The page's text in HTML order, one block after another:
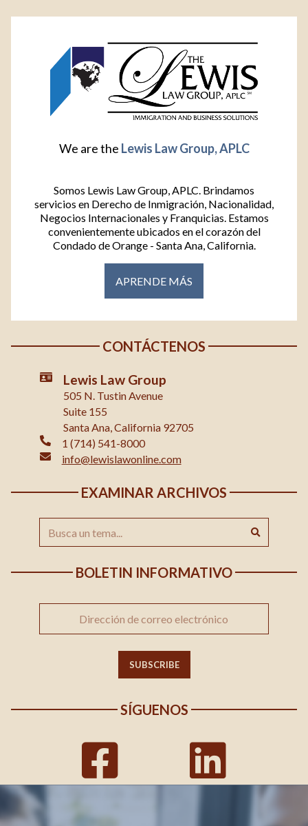
We are the Lewis Law Group, APLC
Somos Lewis Law Group, APLC. Brindamos
servicios en Derecho de Inmigración, Nacionalidad,
Negocios Internacionales y Franquicias. Estamos
convenientemente ubicados en el corazón del
Condado de Orange - Santa Ana, California.
APRENDE MÁS
CONTÁCTENOS
Lewis Law Group
505 N. Tustin Avenue
Suite 155
Santa Ana, California 92705
1 (714) 541-8000
info@lewislawonline.com
EXAMINAR ARCHIVOS
BOLETIN INFORMATIVO
SÍGUENOS